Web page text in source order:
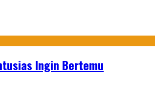
Ingin Bertemu